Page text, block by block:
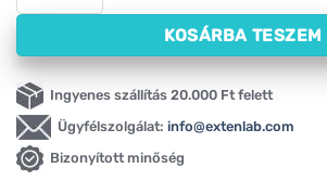
KOSÁRBA TESZEM
Ingyenes szállítás 20.000 Ft felett
Ügyfélszolgálat: info@extenlab.com
Bizonyított minőség